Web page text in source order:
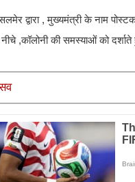
द्वारा , मुख्यमंत्री के नाम
,कॉलोनी की समस्याओं को